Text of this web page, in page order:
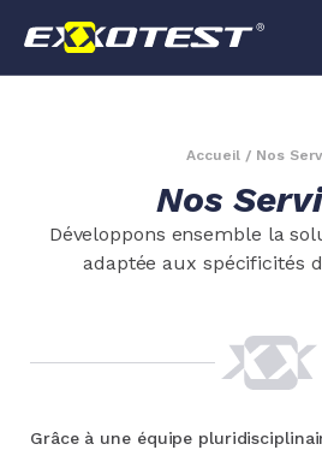
Accueil/ Nos
Nos
Développons ensemble la
adaptée aux spécificités
Grâce à une équipe